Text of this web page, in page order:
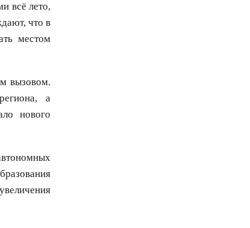
всё лето,
что в
местом
вызовом.
а
нового